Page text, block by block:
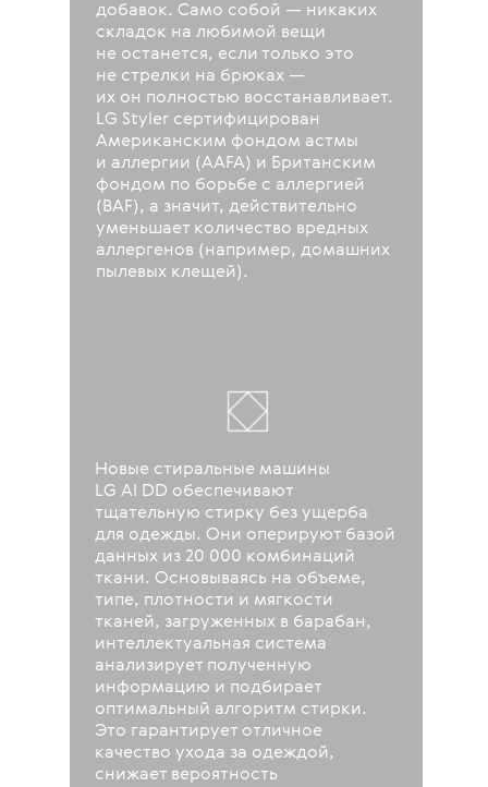
добавок. Само собой — никаких
складок на любимой вещи
не останется, если только это
не стрелки на брюках —
их он полностью восстанавливает.
LG Styler сертифицирован
Американским фондом астмы
и аллергии (AAFA) и Британским
фондом по борьбе с аллергией
(BAF), а значит, действительно
уменьшает количество вредных
аллергенов (например, домашних
пылевых клещей).
Новые стиральные машины
LG AI DD обеспечивают
тщательную стирку без ущерба
для одежды. Они оперируют базой
данных из 20 000 комбинаций
ткани. Основываясь на объеме,
типе, плотности и мягкости
тканей, загруженных в барабан,
интеллектуальная система
анализирует полученную
информацию и подбирает
оптимальный алгоритм стирки.
Это гарантирует отличное
качество ухода за одеждой,
снижает вероятность